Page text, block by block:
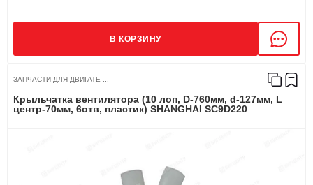
В КОРЗИНУ
ЗАПЧАСТИ ДЛЯ ДВИГАТЕ ...
Крыльчатка вентилятора (10 лоп, D-760мм, d-127мм, L
центр-70мм, 6отв, пластик) SHANGHAI SC9D220